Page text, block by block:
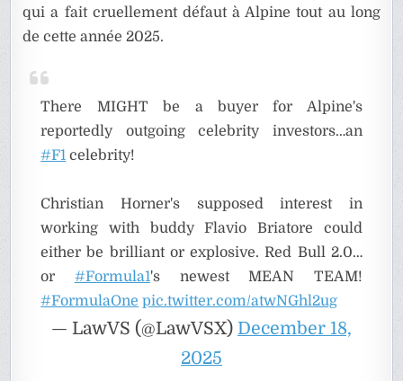
qui a fait cruellement défaut à Alpine tout au long
de cette année 2025.
There MIGHT be a buyer for Alpine's
reportedly outgoing celebrity investors…an
#F1 celebrity!
Christian Horner's supposed interest in
working with buddy Flavio Briatore could
either be brilliant or explosive. Red Bull 2.0…
or #Formula1's newest MEAN TEAM!
#FormulaOne pic.twitter.com/atwNGhl2ug
— LawVS (@LawVSX) December 18,
2025